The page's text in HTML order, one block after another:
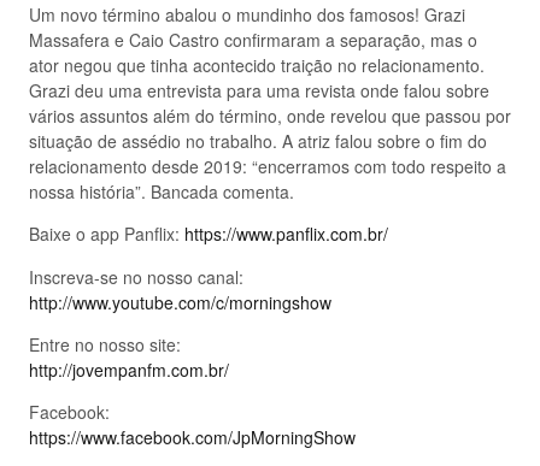
Um novo término abalou o mundinho dos famosos! Grazi
Massafera e Caio Castro confirmaram a separação, mas o
ator negou que tinha acontecido traição no relacionamento.
Grazi deu uma entrevista para uma revista onde falou sobre
vários assuntos além do término, onde revelou que passou por
situação de assédio no trabalho. A atriz falou sobre o fim do
relacionamento desde 2019: “encerramos com todo respeito a
nossa história”. Bancada comenta.
Baixe o app Panflix: https://www.panflix.com.br/
Inscreva-se no nosso canal:
http://www.youtube.com/c/morningshow
Entre no nosso site:
http://jovempanfm.com.br/
Facebook:
https://www.facebook.com/JpMorningShow